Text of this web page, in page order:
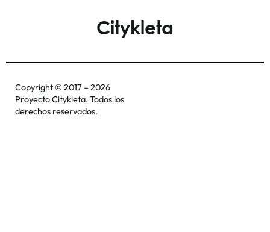
Citykleta
Copyright © 2017 – 2026
Proyecto Citykleta. Todos los
derechos reservados.